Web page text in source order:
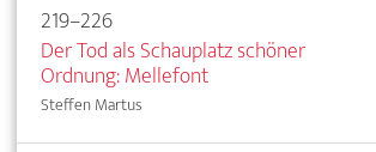
219–226
Der Tod als Schauplatz schöner
Ordnung: Mellefont
Steffen Martus